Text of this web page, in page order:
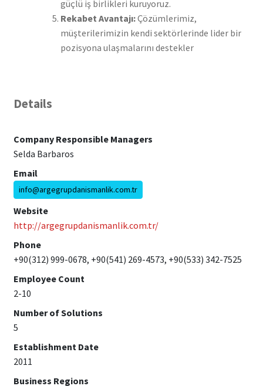
güçlü iş birlikleri kuruyoruz.
Rekabet Avantajı:Çözümlerimiz,
müşterilerimizin kendi sektörlerinde lider bir
pozisyona ulaşmalarını destekler
Details
Company Responsible Managers
Selda Barbaros
Email
info@argegrupdanismanlik.com.tr
Website
http://argegrupdanismanlik.com.tr/
Phone
+90(312) 999-0678, +90(541) 269-4573, +90(533) 342-7525
Employee Count
2-10
Number of Solutions
5
Establishment Date
2011
Business Regions